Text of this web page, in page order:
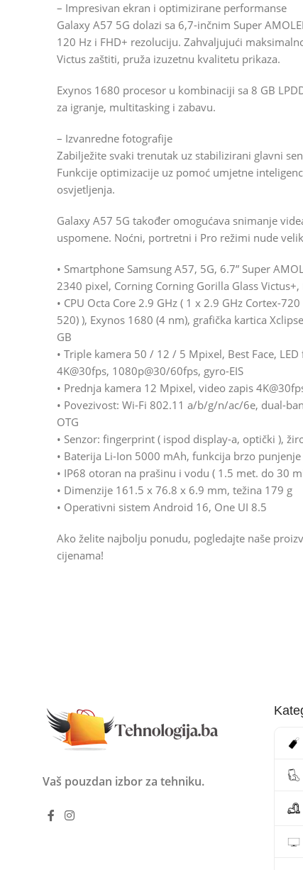
– Impresivan ekran i optimizirane performanse
Galaxy A57 5G dolazi sa 6,7-inčnim Super
120 Hz i FHD+ rezoluciju. Zahvaljujući
Victus zaštiti, pruža izuzetnu kvalitetu prikaza.
Exynos 1680 procesor u kombinaciji sa 8 GB
za igranje, multitasking i zabavu.
– Izvanredne fotografije
Zabilježite svaki trenutak uz stabilizirani glavni
Funkcije optimizacije uz pomoć umjetne
osvjetljenja.
Galaxy A57 5G također omogućava snimanje
uspomene. Noćni, portretni i Pro režimi nude
• Smartphone Samsung A57, 5G, 6.7” Super
2340 pixel, Corning Corning Gorilla Glass
• CPU Octa Core 2.9 GHz ( 1 x 2.9 GHz Cortex-
520) ), Exynos 1680 (4 nm), grafička kartica
GB
• Triple kamera 50 / 12 / 5 Mpixel, Best Face,
4K@30fps, 1080p@30/60fps, gyro-EIS
• Prednja kamera 12 Mpixel, video zapis
• Povezivost: Wi-Fi 802.11 a/b/g/n/ac/6e, dual-
OTG
• Senzor: fingerprint ( ispod display-a, optički ),
• Baterija Li-Ion 5000 mAh, funkcija brzo
• IP68 otoran na prašinu i vodu ( 1.5 met. do 30
• Dimenzije 161.5 x 76.8 x 6.9 mm, težina 179 g
• Operativni sistem Android 16, One UI 8.5
Ako želite najbolju ponudu, pogledajte naše
cijenama!
Vaš pouzdan izbor za tehniku.